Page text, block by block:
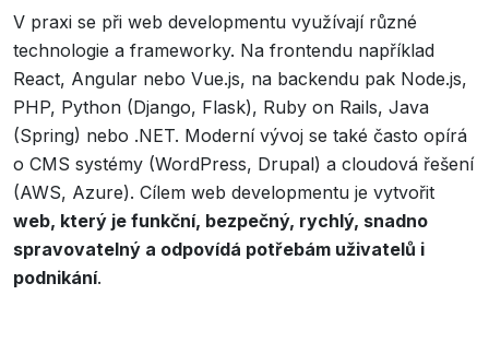
V praxi se při web developmentu využívají různé
technologie a frameworky. Na frontendu například
React, Angular nebo Vue.js, na backendu pak Node.js,
PHP, Python (Django, Flask), Ruby on Rails, Java
(Spring) nebo .NET. Moderní vývoj se také často opírá
o CMS systémy (WordPress, Drupal) a cloudová řešení
(AWS, Azure). Cílem web developmentu je vytvořit
web, který je funkční, bezpečný, rychlý, snadno
spravovatelný a odpovídá potřebám uživatelů i
podnikání.